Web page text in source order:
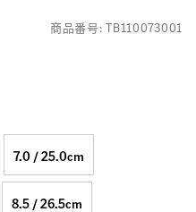
商品番号:TB110073001
7.0 / 25.0cm
8.5 / 26.5cm